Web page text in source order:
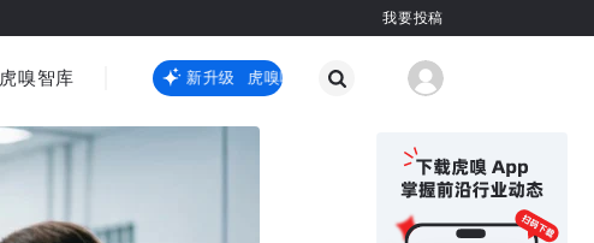
我要投稿
国际热点
虎嗅智库 虎嗅嗅全新升级 虎嗅嗅全新升级